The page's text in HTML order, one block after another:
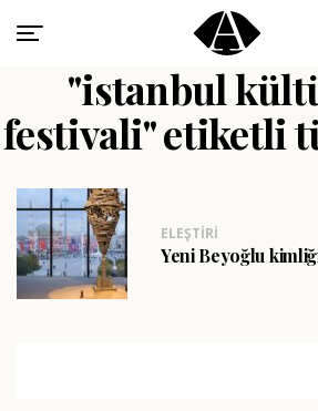
"istanbul
festivali" etiketli
ELEŞTIRI
Yeni Beyoğlu